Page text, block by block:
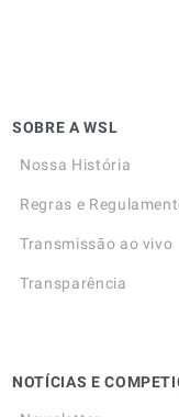
SOBRE A WSL
Nossa História
Regras e
Transmissão ao vivo
Transparência
NOTÍCIAS E